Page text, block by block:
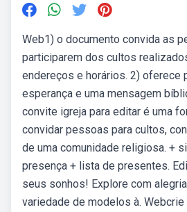
Web1) o documento convida as
participarem dos cultos
endereços e horários. 2) oferece
esperança e uma mensagem
convite igreja para editar é uma
convidar pessoas para cultos,
de uma comunidade religiosa. +
presença + lista de presentes.
seus sonhos! Explore com
variedade de modelos à.